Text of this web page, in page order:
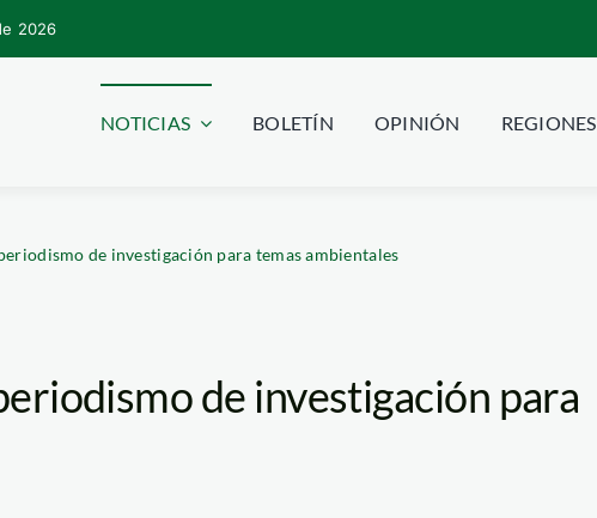
2026
NOTICIAS BOLETÍN OPINIÓN REGIONES
de investigación para temas ambientales
de investigación para